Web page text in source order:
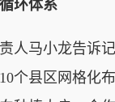
环体系
马小龙告诉记
个县区网格化